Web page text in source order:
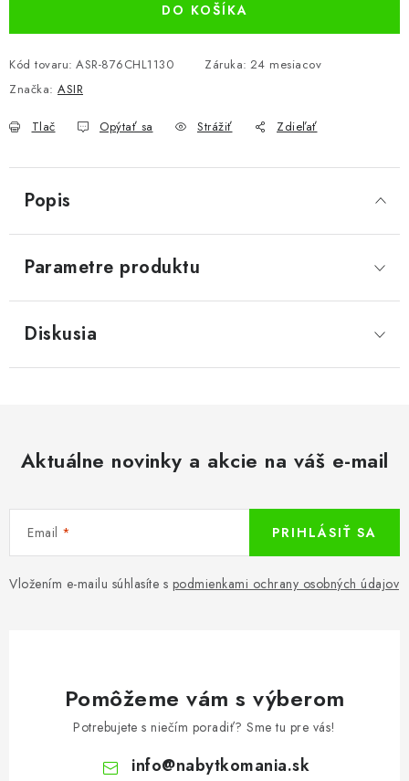
DO KOŠÍKA
Kód tovaru: ASR-876CHL1130 Záruka: 24 mesiacov
Značka: ASIR
Tlač Opýtať sa Strážiť Zdieľať
Popis
Parametre produktu
Diskusia
Aktuálne novinky a akcie na váš e-mail
Email
Vložením e-mailu súhlasíte s podmienkami ochrany osobných údajov
PRIHLÁSIŤ SA
Pomôžeme vám s výberom
Potrebujete s niečím poradiť? Sme tu pre vás!
info@nabytkomania.sk